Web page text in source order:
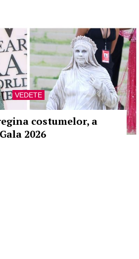
VEDETE
costumelor, a
2026